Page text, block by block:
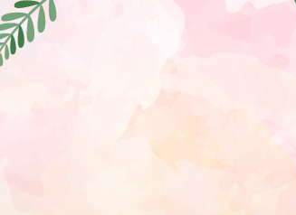
移至網頁之主要內容區位置